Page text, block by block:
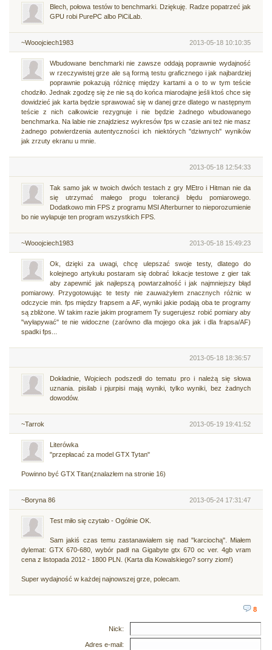
Blech, połowa testów to benchmarki. Dziękuję. Radze popatrzeć jak
GPU robi PurePC albo PiCiLab.
~Wooojciech1983 2013-05-18 10:10:35
Wbudowane benchmarki nie zawsze oddają poprawnie wydajność
w rzeczywistej grze ale są formą testu graficznego i jak najbardziej
poprawnie pokazują różnicę między kartami a o to w tym teście
chodziło. Jednak zgodzę się że nie są do końca miarodajne jeśli ktoś chce się
dowidzieć jak karta będzie sprawować się w danej grze dlatego w następnym
teście z nich całkowicie rezygnuje i nie będzie żadnego wbudowanego
benchmarka. Na labie nie znajdziesz wykresów fps w czasie ani też nie masz
żadnego potwierdzenia autentyczności ich niektórych "dziwnych" wyników
jak zrzuty ekranu u mnie.
2013-05-18 12:54:33
Tak samo jak w twoich dwóch testach z gry MEtro i Hitman nie da
się utrzymać małego progu tolerancji błędu pomiarowego.
Dodatkowo min FPS z programu MSI Afterburner to nieporozumienie
bo nie wyłapuje ten program wszystkich FPS.
~Wooojciech1983 2013-05-18 15:49:23
Ok, dzięki za uwagi, chcę ulepszać swoje testy, dlatego do
kolejnego artykułu postaram się dobrać lokacje testowe z gier tak
aby zapewnić jak najlepszą powtarzalność i jak najmniejszy błąd
pomiarowy. Przygotowując te testy nie zauważyłem znacznych różnic w
odczycie min. fps między frapsem a AF, wyniki jakie podają oba te programy
są zbliżone. W takim razie jakim programem Ty sugerujesz robić pomiary aby
"wyłapywać" te nie widoczne (zarówno dla mojego oka jak i dla frapsa/AF)
spadki fps...
2013-05-18 18:36:57
Dokładnie, Wojciech podszedł do tematu pro i należą się słowa
uznania. pisilab i pjurpisi mają wyniki, tylko wyniki, bez żadnych
dowodów.
~Tarrok 2013-05-19 19:41:52
Literówka
"przepłacać za model GTX Tytan"
Powinno być GTX Titan(znalazłem na stronie 16)
~Boryna 86 2013-05-24 17:31:47
Test miło się czytało - Ogólnie OK.
Sam jakiś czas temu zastanawiałem się nad "karciochą". Miałem
dylemat: GTX 670-680, wybór padł na Gigabyte gtx 670 oc ver. 4gb vram
cena z listopada 2012 - 1800 PLN. (Karta dla Kowalskiego? sorry ziom!)
Super wydajność w każdej najnowszej grze, polecam.
8
Nick:
Adres e-mail: